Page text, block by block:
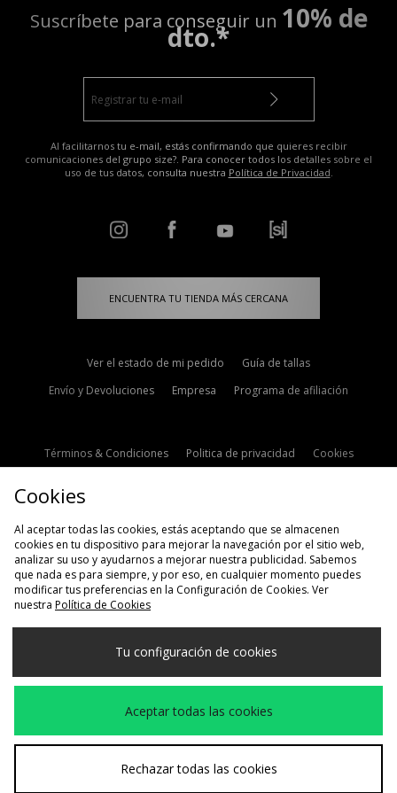
Suscríbete para conseguir un 10% de
dto.*
Al facilitarnos tu e-mail, estás confirmando que quieres recibir
comunicaciones del grupo size?. Para conocer todos los detalles sobre el
uso de tus datos, consulta nuestra Política de Privacidad.
ENCUENTRA TU TIENDA MÁS CERCANA
Ver el estado de mi pedido
Guía de tallas
Envío y Devoluciones
Empresa Programa de afiliación
Términos & Condiciones Politica de privacidad
Cookies
Selecciona País
España
Aceptamos las siguientes formas de pago
Visita nuestra página corporativa en www.jdplc.com
Cookies
Al aceptar todas las cookies, estás aceptando que se almacenen
cookies en tu dispositivo para mejorar la navegación por el sitio web,
analizar su uso y ayudarnos a mejorar nuestra publicidad. Sabemos
que nada es para siempre, y por eso, en cualquier momento puedes
modificar tus preferencias en la Configuración de Cookies. Ver
nuestra Política de Cookies
Tu configuración de cookies
Aceptar todas las cookies
Rechazar todas las cookies